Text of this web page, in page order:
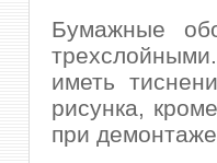
Бумажные
иметь
рисунка,
при